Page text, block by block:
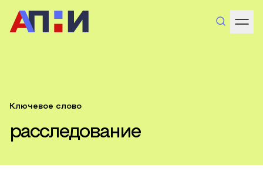
Ключевое слово
расследование